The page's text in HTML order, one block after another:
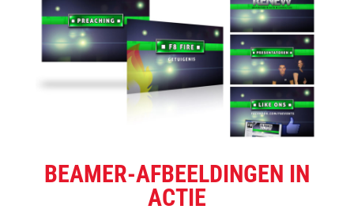
BEAMER-AFBEELDINGEN IN
ACTIE